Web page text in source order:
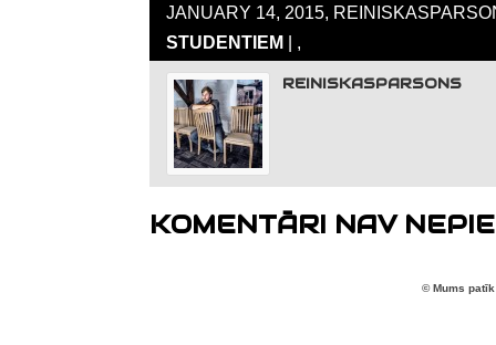
JANUARY 14, 2015,
STUDENTIEM | ,
REINISKASPARSONS
KOMENTĀRI NAV
© Mums